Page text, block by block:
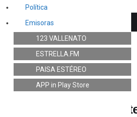
NACIONALES
Nuevo llamado de
Política
Emisoras
123 VALLENATO
ESTRELLA.FM
PAISA ESTÉREO
APP in Play Store